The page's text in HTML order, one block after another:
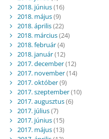
2018. június(16)
2018. május(9)
2018. április(22)
2018. március(24)
2018. február(4)
2018. január(12)
2017. december(12)
2017. november(14)
2017. október(9)
2017. szeptember(10)
2017. augusztus(6)
2017. július(7)
2017. június(15)
2017. május(13)